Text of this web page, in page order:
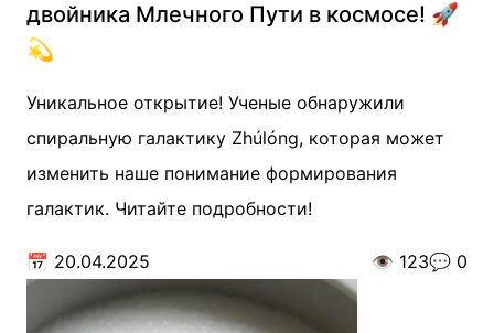
двойника Млечного Пути в космосе! 🚀
💫
Уникальное открытие! Ученые обнаружили
спиральную галактику Zhúlóng, которая может
изменить наше понимание формирования
галактик. Читайте подробности!
📅 20.04.2025 👁️ 123💬 0